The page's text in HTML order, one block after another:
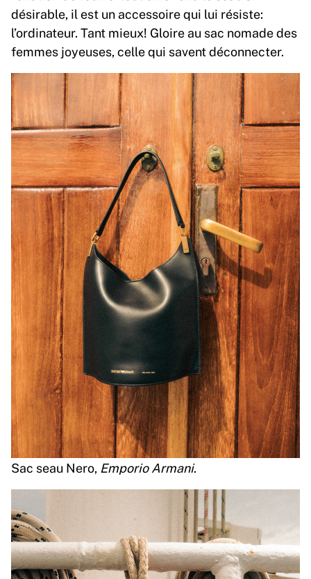
désirable, il est un accessoire qui lui résiste:
l’ordinateur. Tant mieux! Gloire au sac nomade des
femmes joyeuses, celle qui savent déconnecter.
Sac seau Nero, Emporio Armani.